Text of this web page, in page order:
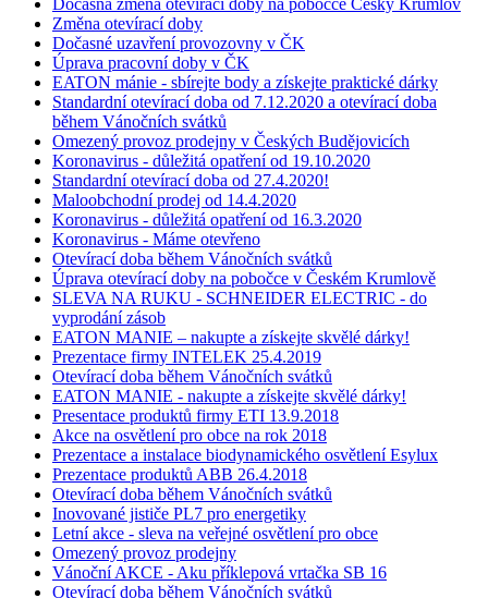
Dočasná změna otevírací doby na pobočce Český Krumlov
Změna otevírací doby
Dočasné uzavření provozovny v ČK
Úprava pracovní doby v ČK
EATON mánie - sbírejte body a získejte praktické dárky
Standardní otevírací doba od 7.12.2020 a otevírací doba
během Vánočních svátků
Omezený provoz prodejny v Českých Budějovicích
Koronavirus - důležitá opatření od 19.10.2020
Standardní otevírací doba od 27.4.2020!
Maloobchodní prodej od 14.4.2020
Koronavirus - důležitá opatření od 16.3.2020
Koronavirus - Máme otevřeno
Otevírací doba během Vánočních svátků
Úprava otevírací doby na pobočce v Českém Krumlově
SLEVA NA RUKU - SCHNEIDER ELECTRIC - do
vyprodání zásob
EATON MANIE – nakupte a získejte skvělé dárky!
Prezentace firmy INTELEK 25.4.2019
Otevírací doba během Vánočních svátků
EATON MANIE - nakupte a získejte skvělé dárky!
Presentace produktů firmy ETI 13.9.2018
Akce na osvětlení pro obce na rok 2018
Prezentace a instalace biodynamického osvětlení Esylux
Prezentace produktů ABB 26.4.2018
Otevírací doba během Vánočních svátků
Inovované jističe PL7 pro energetiky
Letní akce - sleva na veřejné osvětlení pro obce
Omezený provoz prodejny
Vánoční AKCE - Aku příklepová vrtačka SB 16
Otevírací doba během Vánočních svátků